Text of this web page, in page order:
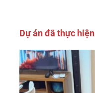
Dự án đã thực hiện